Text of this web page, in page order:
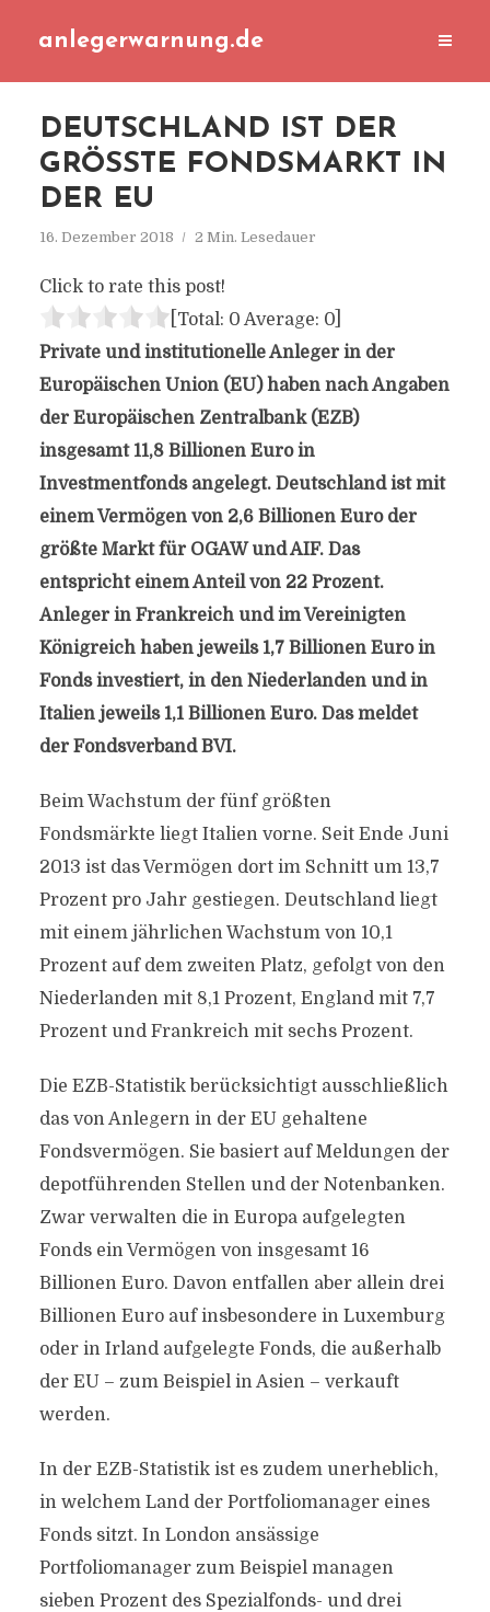
anlegerwarnung.de
DEUTSCHLAND IST DER
GRÖSSTE FONDSMARKT IN D
ER EU
16. Dezember 2018 2 Min. Lesedauer
Click to rate this post!
[Total: 0 Average: 0]
Private und institutionelle Anleger in der
Europäischen Union (EU) haben nach Angaben
der Europäischen Zentralbank (EZB)
insgesamt 11,8 Billionen Euro in
Investmentfonds angelegt. Deutschland ist mit
einem Vermögen von 2,6 Billionen Euro der
größte Markt für OGAW und AIF. Das
entspricht einem Anteil von 22 Prozent.
Anleger in Frankreich und im Vereinigten
Königreich haben jeweils 1,7 Billionen Euro in
Fonds investiert, in den Niederlanden und in
Italien jeweils 1,1 Billionen Euro. Das meldet
der Fondsverband BVI.
Beim Wachstum der fünf größten
Fondsmärkte liegt Italien vorne. Seit Ende Juni
2013 ist das Vermögen dort im Schnitt um 13,7
Prozent pro Jahr gestiegen. Deutschland liegt
mit einem jährlichen Wachstum von 10,1
Prozent auf dem zweiten Platz, gefolgt von den
Niederlanden mit 8,1 Prozent, England mit 7,7
Prozent und Frankreich mit sechs Prozent.
Die EZB-Statistik berücksichtigt ausschließlich
das von Anlegern in der EU gehaltene
Fondsvermögen. Sie basiert auf Meldungen der
depotführenden Stellen und der Notenbanken.
Zwar verwalten die in Europa aufgelegten
Fonds ein Vermögen von insgesamt 16
Billionen Euro. Davon entfallen aber allein drei
Billionen Euro auf insbesondere in Luxemburg
oder in Irland aufgelegte Fonds, die außerhalb
der EU – zum Beispiel in Asien – verkauft
werden.
In der EZB-Statistik ist es zudem unerheblich,
in welchem Land der Portfoliomanager eines
Fonds sitzt. In London ansässige
Portfoliomanager zum Beispiel managen
sieben Prozent des Spezialfonds- und drei